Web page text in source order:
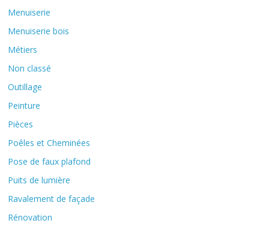
Menuiserie
Menuiserie bois
Métiers
Non classé
Outillage
Peinture
Pièces
Poêles et Cheminées
Pose de faux plafond
Puits de lumière
Ravalement de façade
Rénovation